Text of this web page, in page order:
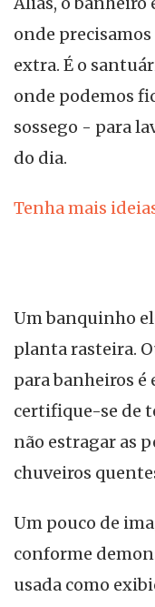
onde
extra. É o
onde podemos
sossego - para
do dia.
Tenha mais
Um banquinho
planta rasteira.
para banheiros
certifique-se de
não estragar as
chuveiros
Um pouco de
conforme
usada como